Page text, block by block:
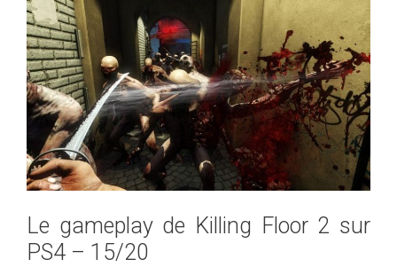
Le gameplay de Killing Floor 2 sur
PS4 – 15/20